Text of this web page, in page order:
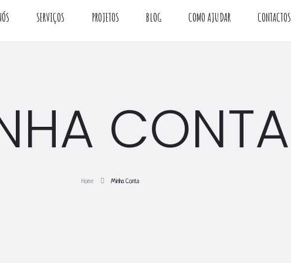
SERVIÇOS PROJETOS BLOG COMO AJUDAR CONTACTOS
CONTA
Home Minha Conta